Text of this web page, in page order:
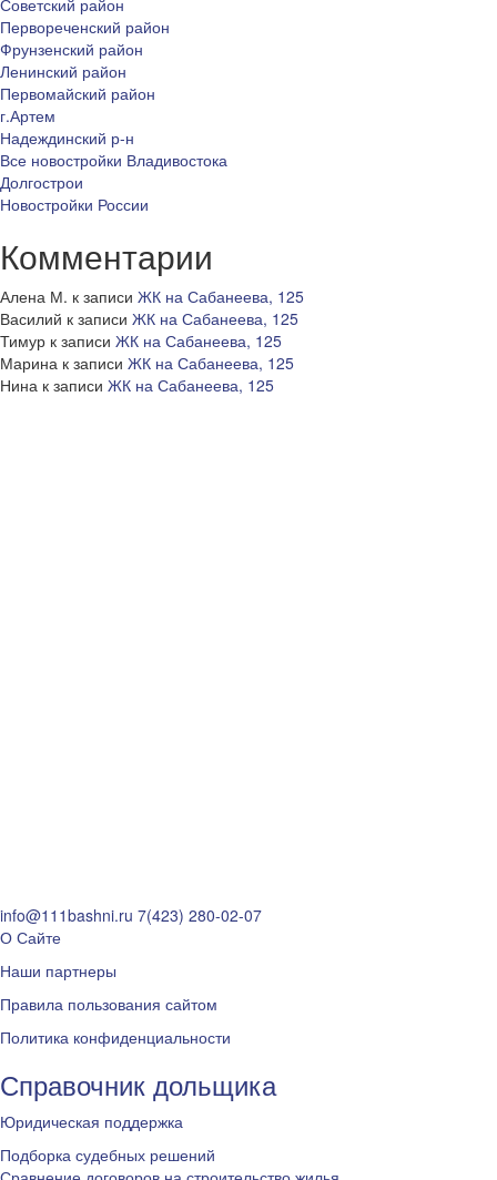
Советский район
Первореченский район
Фрунзенский район
Ленинский район
Первомайский район
г.Артем
Надеждинский р-н
Все новостройки Владивостока
Долгострои
Новостройки России
Комментарии
Алена М. к записи ЖК на Сабанеева, 125
Василий к записи ЖК на Сабанеева, 125
Тимур к записи ЖК на Сабанеева, 125
Марина к записи ЖК на Сабанеева, 125
Нина к записи ЖК на Сабанеева, 125
info@111bashni.ru 7(423) 280-02-07
О Сайте
Наши партнеры
Правила пользования сайтом
Политика конфиденциальности
Справочник дольщика
Юридическая поддержка
Подборка судебных решений